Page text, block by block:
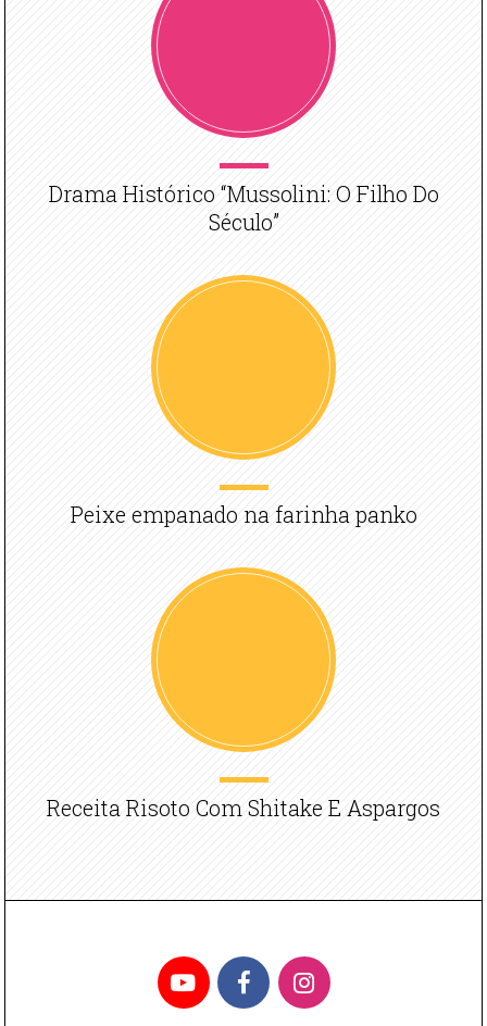
Drama Histórico “Mussolini: O Filho Do
Século”
Peixe empanado na farinha panko
Receita Risoto Com Shitake E Aspargos
YouTubeFacebookInstagram